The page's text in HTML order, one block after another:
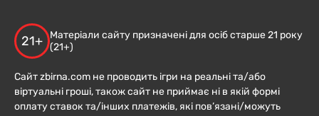
21+
Матеріали сайту призначені для осіб старше 21 року
(21+)
Сайт zbirna.com не проводить ігри на реальні та/або
віртуальні гроші, також сайт не приймає ні в якій формі
оплату ставок та/інших платежів, які пов’язані/можуть